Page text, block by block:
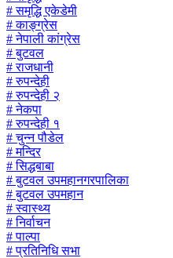
# समृद्धि एकेडेमी
# काङ्ग्रेस
# नेपाली कांग्रेस
# बुटवल
# राजधानी
# रुपन्देही
# रुपन्देही २
# नेकपा
# रुपन्देही १
# चुन्न पौडेल
# मन्दिर
# सिद्धबाबा
# बुटवल उपमहानगरपालिका
# बुटवल उपमहान
# स्वास्थ्य
# निर्वाचन
# पाल्पा
# प्रतिनिधि सभा